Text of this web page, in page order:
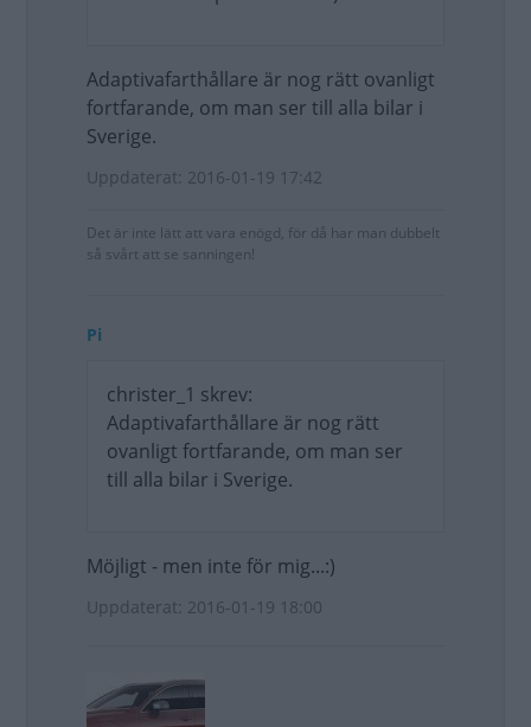
Adaptivafarthållare är nog rätt ovanligt
fortfarande, om man ser till alla bilar i
Sverige.
Uppdaterat: 2016-01-19 17:42
Det är inte lätt att vara enögd, för då har man dubbelt
så svårt att se sanningen!
Pi
christer_1 skrev:
Adaptivafarthållare är nog rätt
ovanligt fortfarande, om man ser
till alla bilar i Sverige.
Möjligt - men inte för mig...:)
Uppdaterat: 2016-01-19 18:00